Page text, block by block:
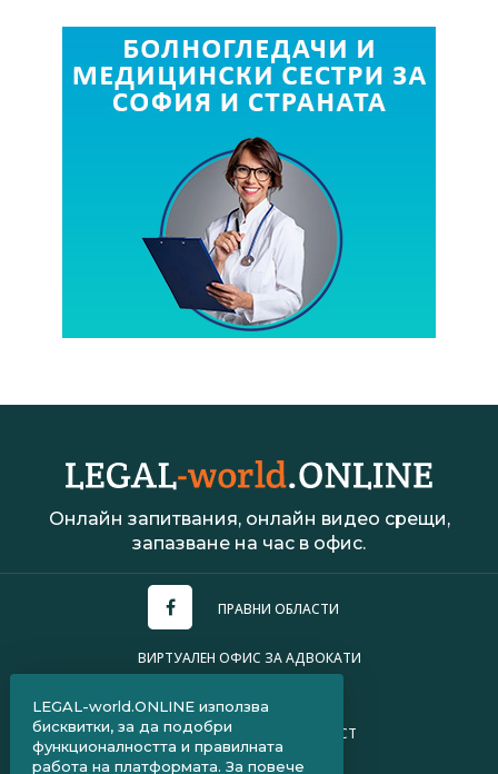
Онлайн запитвания, онлайн видео срещи,
запазване на час в офис.
ПРАВНИ ОБЛАСТИ
ВИРТУАЛЕН ОФИС ЗА АДВОКАТИ
ПОЛИТИКА ЗА ПОВЕРИТЕЛНОСТ
LEGAL-world.ONLINE използва
бисквитки, за да подобри
функционалността и правилната
работа на платформата. За повече